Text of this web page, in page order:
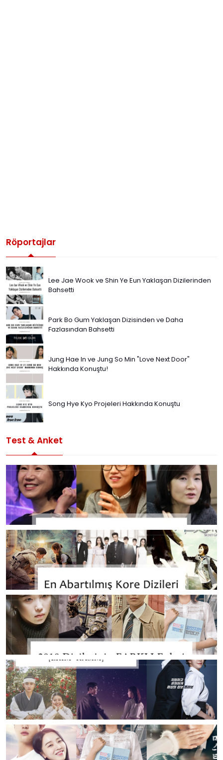
Röportajlar
Lee Jae Wook ve Shin Ye Eun Yaklaşan Dizilerinden
Bahsetti
Park Bo Gum Yaklaşan Dizisinden ve Daha
Fazlasından Bahsetti
Jung Hae In ve Jung So Min "Love Next Door"
Hakkında Konuştu!
Song Hye Kyo Projeleri Hakkında Konuştu
Test & Anket